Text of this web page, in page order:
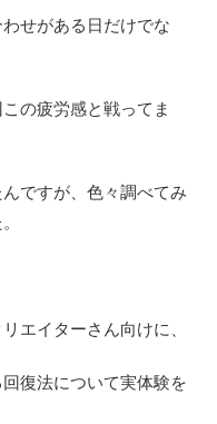
せがある日だけでな
の疲労感と戦ってま
ですが、色々調べてみ
エイターさん向けに、
復法について実体験を